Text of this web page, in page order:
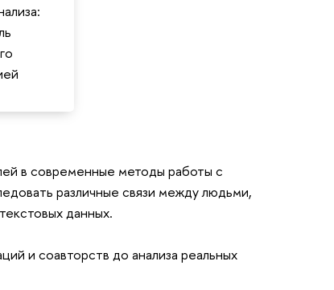
в современные методы работы с
различные связи между людьми,
данных.
и соавторств до анализа реальных